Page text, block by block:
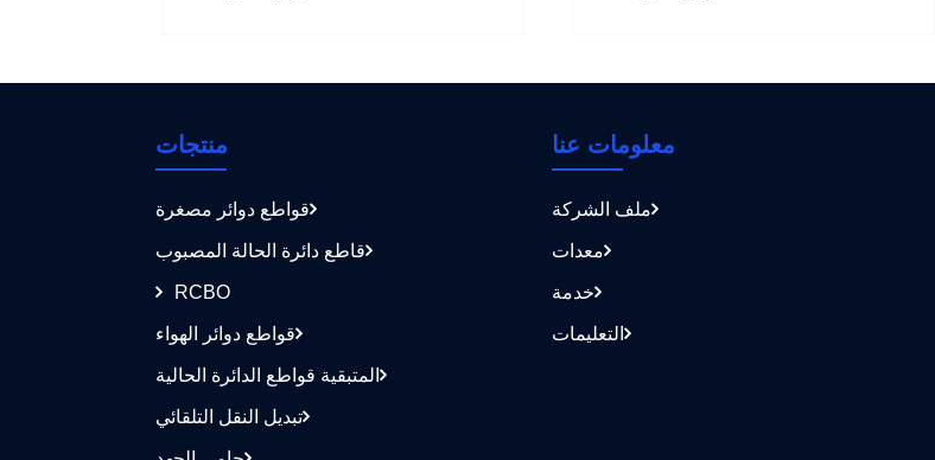
معلومات عنا
ملف الشركة
معدات
خدمة
التعليمات
منتجات
قواطع دوائر مصغرة
قاطع دائرة الحالة المصبوب
RCBO
قواطع دوائر الهواء
المتبقية قواطع الدائرة الحالية
تبديل النقل التلقائي